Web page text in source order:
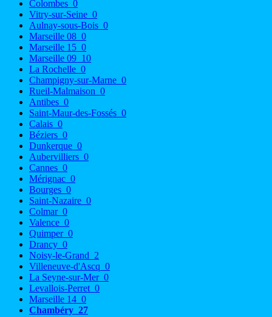
Colombes 0
Vitry-sur-Seine 0
Aulnay-sous-Bois 0
Marseille 08 0
Marseille 15 0
Marseille 09 10
La Rochelle 0
Champigny-sur-Marne 0
Rueil-Malmaison 0
Antibes 0
Saint-Maur-des-Fossés 0
Calais 0
Béziers 0
Dunkerque 0
Aubervilliers 0
Cannes 0
Mérignac 0
Bourges 0
Saint-Nazaire 0
Colmar 0
Valence 0
Quimper 0
Drancy 0
Noisy-le-Grand 2
Villeneuve-d'Ascq 0
La Seyne-sur-Mer 0
Levallois-Perret 0
Marseille 14 0
Chambéry 27